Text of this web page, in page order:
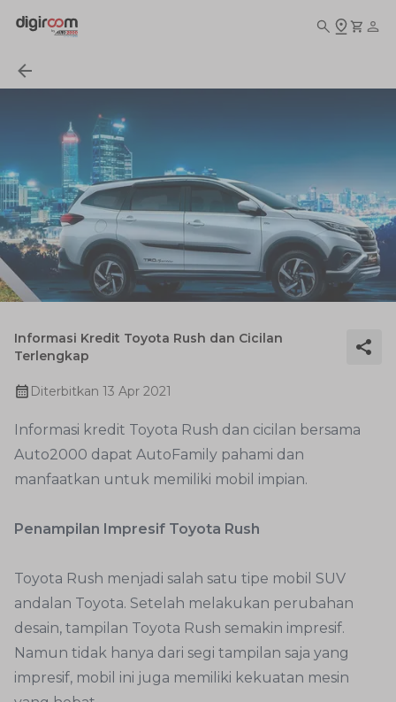
Informasi Kredit Toyota Rush dan Cicilan
Terlengkap
Diterbitkan 13 Apr 2021
Informasi kredit Toyota Rush dan cicilan bersama
Auto2000 dapat AutoFamily pahami dan
manfaatkan untuk memiliki mobil impian.
Penampilan Impresif Toyota Rush
Toyota Rush menjadi salah satu tipe mobil SUV
andalan Toyota. Setelah melakukan perubahan
desain, tampilan Toyota Rush semakin impresif.
Namun tidak hanya dari segi tampilan saja yang
impresif, mobil ini juga memiliki kekuatan mesin